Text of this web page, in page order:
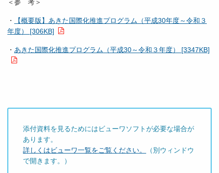
＜参 考＞
・
【概要版】あきた国際化推進プログラム（平成30年度～令和３
年度） [306KB]
・ あきた国際化推進プログラム（平成30～令和３年度） [3347KB]
添付資料を見るためにはビューワソフトが必要な場合が
あります。
詳しくはビューワ一覧をご覧ください。
（別ウィンドウ
で開きます。）